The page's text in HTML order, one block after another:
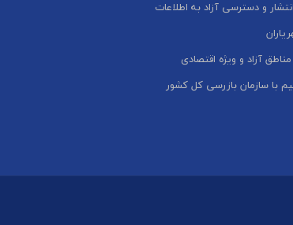
و دسترسی آزاد به اطلاعات
آزاد و ویژه اقتصادی
با سازمان بازرسی کل کشور